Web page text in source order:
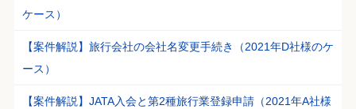
ケース）
【案件解説】旅行会社の会社名変更手続き（2021年D社様のケ
ース）
【案件解説】JATA入会と第2種旅行業登録申請（2021年A社様